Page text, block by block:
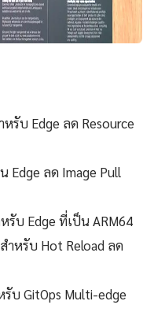
รับ Edge ลด Resource
Edge ลด Image Pull
รับ Edge ที่เป็น ARM64
ำหรับ Hot Reload ลด
บ GitOps Multi-edge